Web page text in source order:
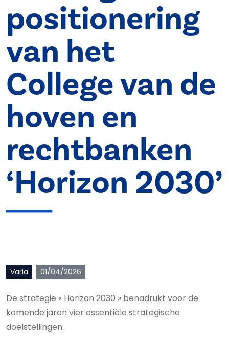
positionering
van het
College van de
hoven en
rechtbanken
‘Horizon 2030’
Varia 01/04/2026
De strategie « Horizon 2030 » benadrukt voor de
komende jaren vier essentiële strategische
doelstellingen: